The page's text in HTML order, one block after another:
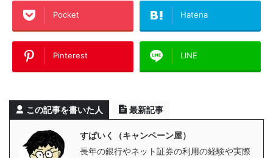
Pocket Hatena
Pinterest LINE
この記事を書いた人 最新記事
すぱいく（キャンペーン屋）
長年の銀行やネット証券の利用の経験や実際